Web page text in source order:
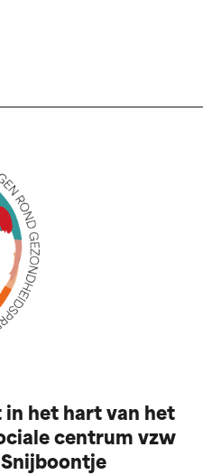
in het hart van het
centrum vzw